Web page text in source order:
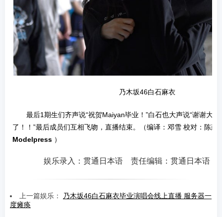
乃木坂46白石麻衣
最后1期生们齐声说“祝贺Maiyan毕业！”白石也大声说“谢谢大
了！！”最后成员们互相飞吻，直播结束。（编译：邓雪 校对：陈建
Modelpress ）
娱乐录入：贯通日本语 责任编辑：贯通日本语
上一篇娱乐：
乃木坂46白石麻衣毕业演唱会线上直播 服务器一
度瘫痪